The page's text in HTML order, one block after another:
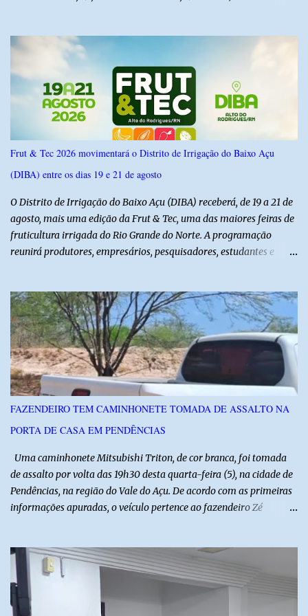
do Norte entre os dias 18 e 22 de junho de 2026. O levantamento
possui margem de erro de 2,5 pontos percentuais e nível de
confiança de 95%. Registro no TSE: RN-09520/2026
Frut & Tec 2026 movimentará o Distrito de Irrigação do Baixo Açu
(DIBA) entre os dias 19 e 21 de agosto
O Distrito de Irrigação do Baixo Açu (DIBA) receberá, de 19 a 21 de
agosto, mais uma edição da Frut & Tec, uma das maiores feiras de
fruticultura irrigada do Rio Grande do Norte. A programação
reunirá produtores, empresários, pesquisadores, estudantes e
instituições e tecnologias voltadas ao setor. Além das atividades
técnicas, a feira contará com programação cultural. No dia 20 de
agosto, o público poderá prestigiar o show de humor com Mução,
seguido de apresentação musical de Vê Barreto. A Frut & Tec
reforça a importância do Distrito de Irrigação do Baixo Açu como
referência na fruticultura irrigada, promovendo conhecimento,
inovação e oportunidades para o desenvolvimento do agronegócio
potiguar. @associacaodiba
FAZENDEIRO TEM CAMINHONETE TOMADA DE ASSALTO NA
PORTA DE CASA EM PENDÊNCIAS
Uma caminhonete Mitsubishi Triton, de cor branca, foi tomada
de assalto por volta das 19h30 desta quarta-feira (5), na cidade de
Pendências, na região do Vale do Açu. De acordo com as primeiras
informações apuradas, o veículo pertence ao fazendeiro Zé
anunciaram o assalto no momento em que ela estava em frente à
residência, no Centro da cidade. Ainda conforme relatos de
testemunhas, os suspeitos utilizavam roupas semelhantes a
uniformes de empresa, o que pode ter ajudado a não despertar